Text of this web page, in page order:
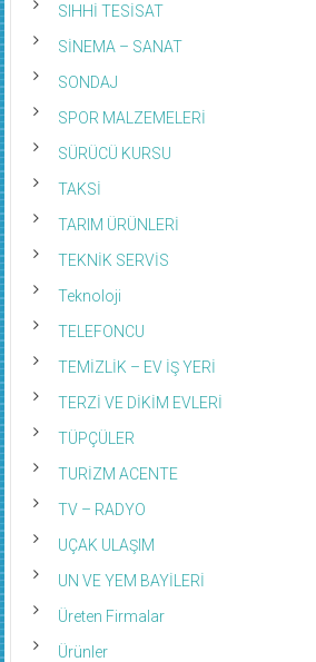
SIHHİ TESİSAT
SİNEMA – SANAT
SONDAJ
SPOR MALZEMELERİ
SÜRÜCÜ KURSU
TAKSİ
TARIM ÜRÜNLERİ
TEKNİK SERVİS
Teknoloji
TELEFONCU
TEMİZLİK – EV İŞ YERİ
TERZİ VE DİKİM EVLERİ
TÜPÇÜLER
TURİZM ACENTE
TV – RADYO
UÇAK ULAŞIM
UN VE YEM BAYİLERİ
Üreten Firmalar
Ürünler